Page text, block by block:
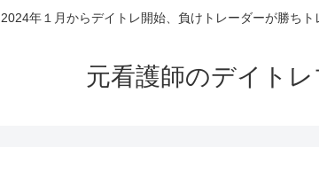
2024年１月からデイトレ開始、負けトレーダーが勝ち
元看護師のデイト